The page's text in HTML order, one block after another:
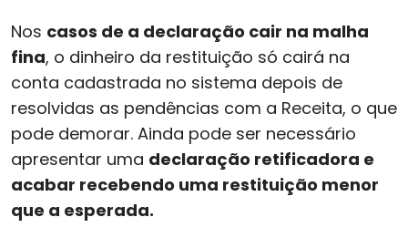
Nos casos de a declaração cair na malha
fina, o dinheiro da restituição só cairá na
conta cadastrada no sistema depois de
resolvidas as pendências com a Receita, o que
pode demorar. Ainda pode ser necessário
apresentar uma declaração retificadora e
acabar recebendo uma restituição menor
que a esperada.